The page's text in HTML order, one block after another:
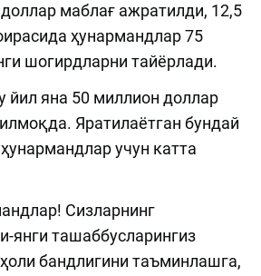
маблағ ажратилди, 12,5
ҳунармандлар 75
шогирдларни тайёрлади.
йил яна 50 миллион доллар
Яратилаётган бундай
учун катта
Сизларнинг
янги ташаббусларингиз
бандлигини таъминлашга,